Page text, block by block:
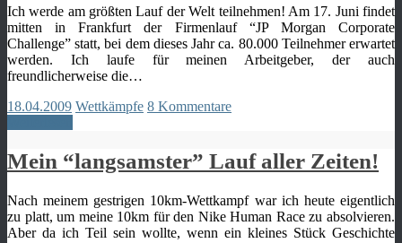
Ich werde am größten Lauf der Welt teilnehmen! Am 17. Juni findet
mitten in Frankfurt der Firmenlauf “JP Morgan Corporate
Challenge” statt, bei dem dieses Jahr ca. 80.000 Teilnehmer erwartet
werden. Ich laufe für meinen Arbeitgeber, der auch
freundlicherweise die…
18.04.2009 Wettkämpfe 8 Kommentare
Mein “langsamster” Lauf aller Zeiten!
Nach meinem gestrigen 10km-Wettkampf war ich heute eigentlich
zu platt, um meine 10km für den Nike Human Race zu absolvieren.
Aber da ich Teil sein wollte, wenn ein kleines Stück Geschichte